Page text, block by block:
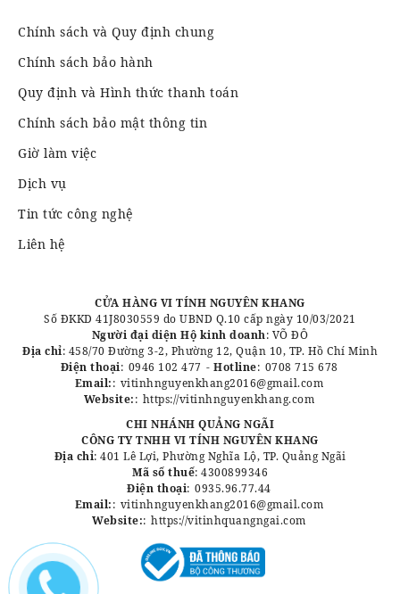
Chính sách và Quy định chung
Chính sách bảo hành
Quy định và Hình thức thanh toán
Chính sách bảo mật thông tin
Giờ làm việc
Dịch vụ
Tin tức công nghệ
Liên hệ
CỬA HÀNG VI TÍNH NGUYÊN KHANG
Số ĐKKD 41J8030559 do UBND Q.10 cấp ngày 10/03/2021
Người đại diện Hộ kinh doanh: VÕ ĐÔ
Địa chỉ: 458/70 Đường 3-2, Phường 12, Quận 10, TP. Hồ Chí Minh
Điện thoại: 0946 102 477 - Hotline: 0708 715 678
Email:: vitinhnguyenkhang2016@gmail.com
Website:: https://vitinhnguyenkhang.com
CHI NHÁNH QUẢNG NGÃI
CÔNG TY TNHH VI TÍNH NGUYÊN KHANG
Địa chỉ: 401 Lê Lợi, Phường Nghĩa Lộ, TP. Quảng Ngãi
Mã số thuế: 4300899346
Điện thoại: 0935.96.77.44
Email:: vitinhnguyenkhang2016@gmail.com
Website:: https://vitinhquangngai.com